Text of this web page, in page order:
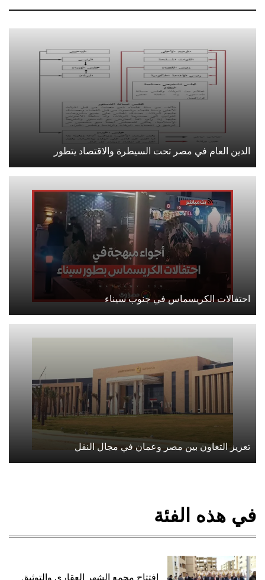
الدين العام في مصر تحت السيطرة والاقتصاد يتطور
احتفالات الكريسماس في جنوب سيناء
تعزيز التعاون بين مصر وعمان في مجال النقل
في هذه الفئة
افتتاح مجمع الشهر العقاري والتوثيق